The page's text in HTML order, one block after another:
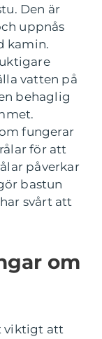
Den är
uppnås
kamin.
vatten på
behaglig
fungerar
för att
påverkar
bastun
svårt att
om
viktigt att